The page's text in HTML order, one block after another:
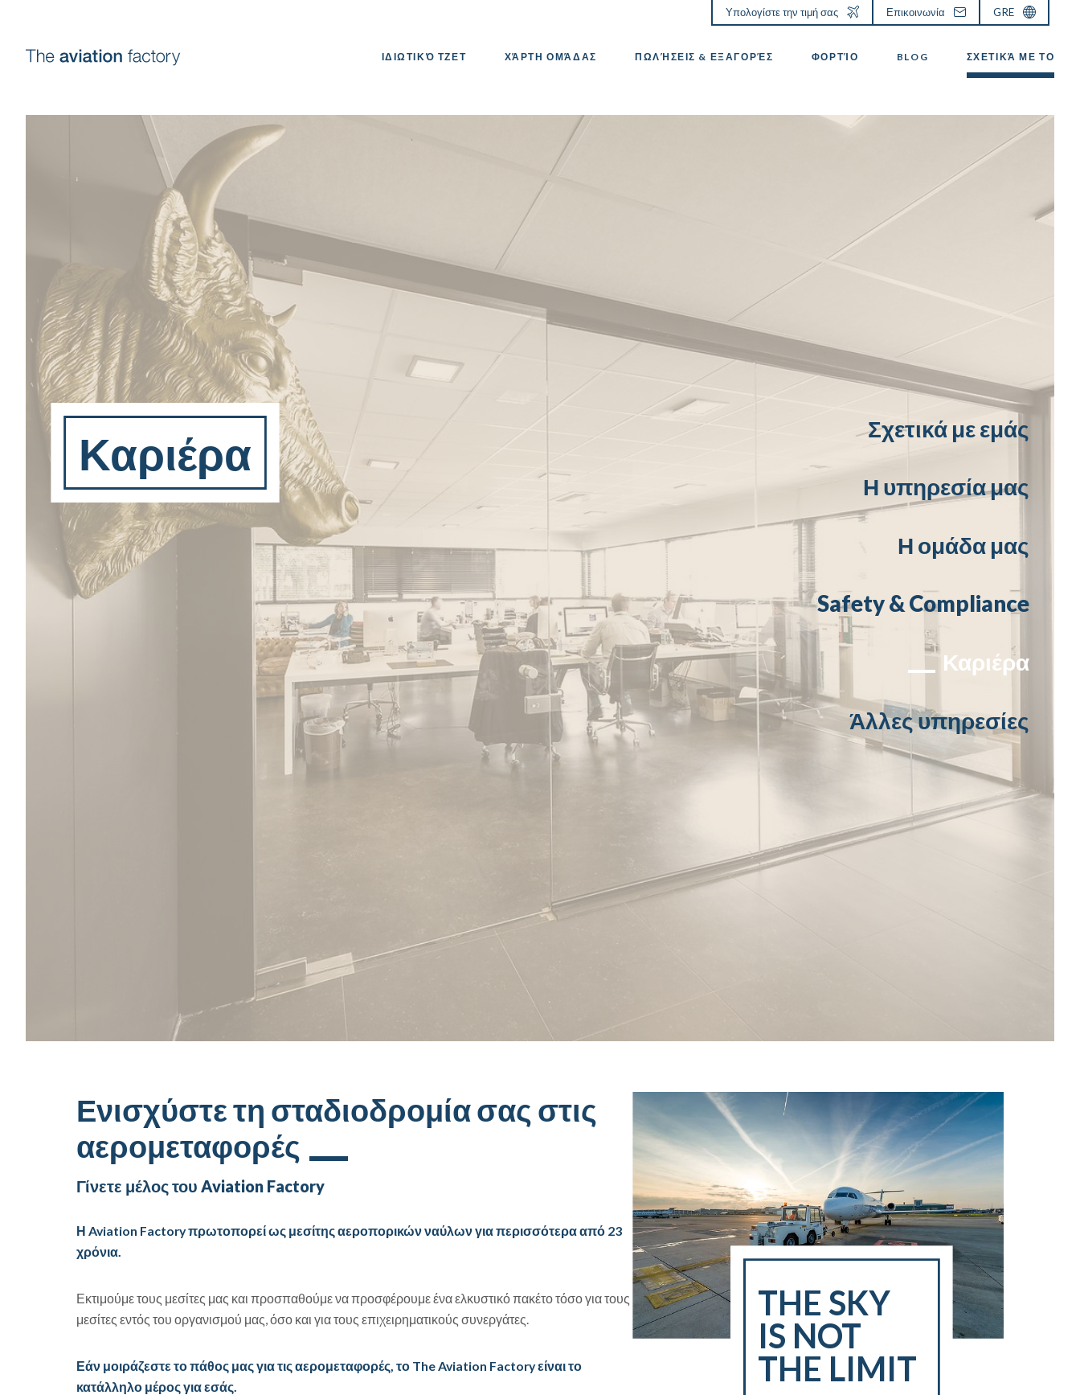
ΙΔΙΩΤΙΚΌ ΤΖΕΤ ΧΆΡΤΗ ΟΜΆΔΑΣ ΠΩΛΉΣΕΙΣ & ΕΞΑΓΟΡΈΣ ΦΟΡΤΊΟ BLOG ΣΧΕΤΙΚΆ ΜΕ ΤΟ
Υπολογίστε την τιμή σας Επικοινωνία GRE
Καριέρα Σχετικά με εμάς
Η υπηρεσία μας
Η ομάδα μας
Safety & Compliance
Καριέρα
Άλλες υπηρεσίες
Ενισχύστε τη σταδιοδρομία σας στις
αερομεταφορές
Γίνετε μέλος του Aviation Factory
Η Aviation Factory πρωτοπορεί ως μεσίτης αεροπορικών ναύλων για περισσότερα από 23
χρόνια.
Εκτιμούμε τους μεσίτες μας και προσπαθούμε να προσφέρουμε ένα ελκυστικό πακέτο τόσο για τους
μεσίτες εντός του οργανισμού μας, όσο και για τους επιχειρηματικούς συνεργάτες.
Εάν μοιράζεστε το πάθος μας για τις αερομεταφορές, το The Aviation Factory είναι το
κατάλληλο μέρος για εσάς.
THE SKY
IS NOT
THE LIMIT